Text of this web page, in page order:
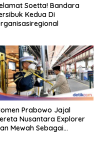
Soetta! Bandara
Kedua Di
Prabowo Jajal
Nusantara Explorer
Mewah Sebagai